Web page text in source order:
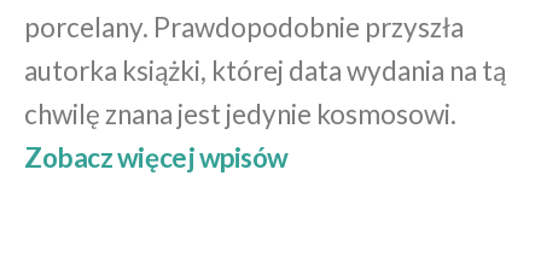
porcelany. Prawdopodobnie przyszła
autorka książki, której data wydania na tą
chwilę znana jest jedynie kosmosowi.
Zobacz więcej wpisów